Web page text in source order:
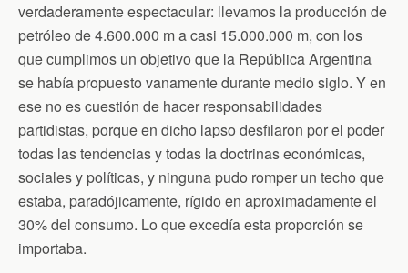
verdaderamente espectacular: llevamos la producción de
petróleo de 4.600.000 m a casi 15.000.000 m, con los
que cumplimos un objetivo que la República Argentina
se había propuesto vanamente durante medio siglo. Y en
ese no es cuestión de hacer responsabilidades
partidistas, porque en dicho lapso desfilaron por el poder
todas las tendencias y todas la doctrinas económicas,
sociales y políticas, y ninguna pudo romper un techo que
estaba, paradójicamente, rígido en aproximadamente el
30% del consumo. Lo que excedía esta proporción se
importaba.